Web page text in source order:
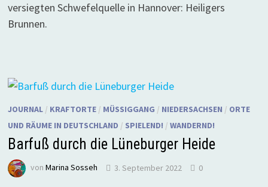
versiegten Schwefelquelle in Hannover: Heiligers
Brunnen.
JOURNAL/ KRAFTORTE/ MÜSSIGGANG / NIEDERSACHSEN / ORTE
UND RÄUME IN DEUTSCHLAND / SPIELEND! / WANDERND!
Barfuß durch die Lüneburger Heide
von Marina Sosseh 3. September 2022 0